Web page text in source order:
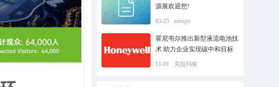
源展欢迎您!
03-25 zeexpo
霍尼韦尔推出新型液流电池技
术 助力企业实现碳中和目标
11-01 克拉玛依